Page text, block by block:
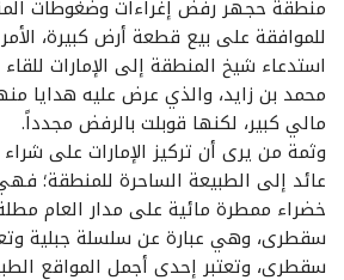
منطقة حجهر رفض إغراءات وضغوطات
للموافقة على بيع قطعة أرض كبيرة،
استدعاء شيخ المنطقة إلى الإمارات
محمد بن زايد، والذي عرض عليه هدايا
مالي كبير، لكنها قوبلت بالرفض مجدداً.
وثمة من يرى أن تركيز الإمارات على
عائد إلى الطبيعة الساحرة للمنطقة؛
خضراء ممطرة مائية على مدار العام
سقطرى، وهي عبارة عن سلسلة جبلية
سقطرى، وتعتبر إحدى أجمل المواقع